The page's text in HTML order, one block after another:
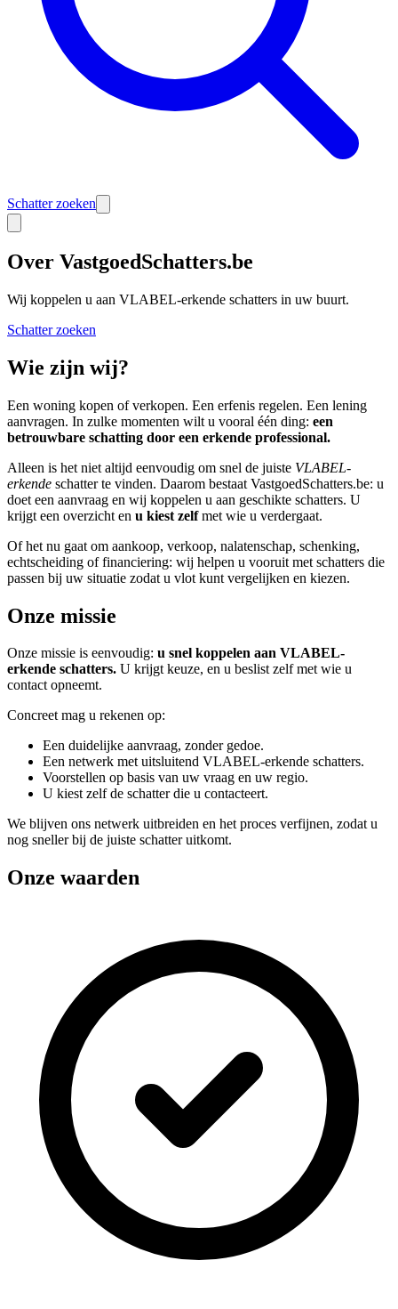
Schatter zoeken
Over VastgoedSchatters.be
Wij koppelen u aan VLABEL-erkende schatters in uw buurt.
Schatter zoeken
Wie zijn wij?
Een woning kopen of verkopen. Een erfenis regelen. Een lening
aanvragen. In zulke momenten wilt u vooral één ding: een
betrouwbare schatting door een erkende professional.
Alleen is het niet altijd eenvoudig om snel de juiste VLABEL-
erkende schatter te vinden. Daarom bestaat VastgoedSchatters.be: u
doet een aanvraag en wij koppelen u aan geschikte schatters. U
krijgt een overzicht en u kiest zelfmet wie u verdergaat.
Of het nu gaat om aankoop, verkoop, nalatenschap, schenking,
echtscheiding of financiering: wij helpen u vooruit met schatters die
passen bij uw situatie zodat u vlot kunt vergelijken en kiezen.
Onze missie
Onze missie is eenvoudig: u snel koppelen aan VLABEL-
erkende schatters. U krijgt keuze, en u beslist zelf met wie u
contact opneemt.
Concreet mag u rekenen op:
Een duidelijke aanvraag, zonder gedoe.
Een netwerk met uitsluitend VLABEL-erkende schatters.
Voorstellen op basis van uw vraag en uw regio.
U kiest zelf de schatter die u contacteert.
We blijven ons netwerk uitbreiden en het proces verfijnen, zodat u
nog sneller bij de juiste schatter uitkomt.
Onze waarden